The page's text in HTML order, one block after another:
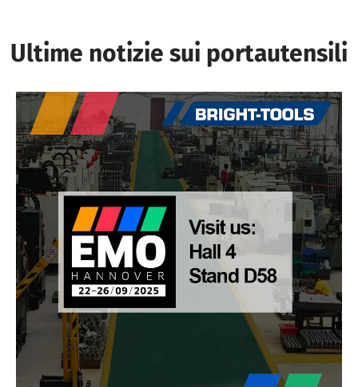
Ultime notizie sui portautensili